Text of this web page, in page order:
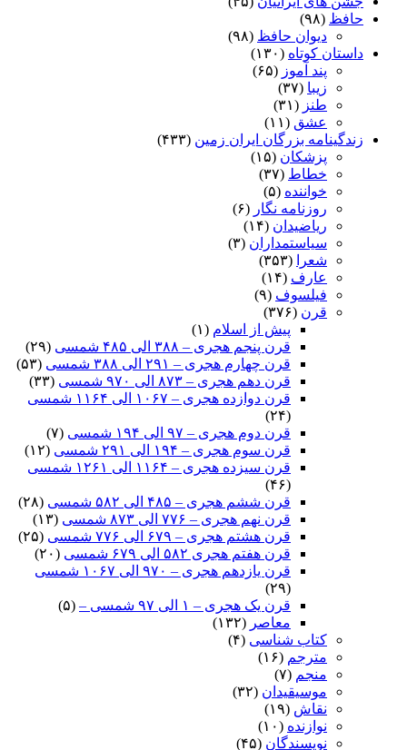
حافظ (۹۸)
دیوان حافظ (۹۸)
داستان کوتاه (۱۳۰)
پند آموز (۶۵)
زیبا (۳۷)
طنز (۳۱)
عشق (۱۱)
زندگینامه بزرگان ایران زمین (۴۳۳)
پزشکان (۱۵)
خطاط (۳۷)
خواننده (۵)
روزنامه نگار (۶)
ریاضیدان (۱۴)
سیاستمداران (۳)
شعرا
(۳۵۳)
عارف (۱۴)
فیلسوف (۹)
قرن (۳۷۶)
پیش از اسلام (۱)
قرن پنجم هجری – ۳۸۸ الی ۴۸۵ شمسی
(۲۹)
قرن چهارم هجری – ۲۹۱ الی ۳۸۸ شمسی
(۵۳)
قرن دهم هجری – ۸۷۳ الی ۹۷۰ شمسی
(۳۳)
قرن دوازده هجری – ۱۰۶۷ الی ۱۱۶۴ شمسی
(۲۴)
قرن دوم هجری – ۹۷ الی ۱۹۴ شمسی
(۷)
قرن سوم هجری – ۱۹۴ الی ۲۹۱ شمسی
(۱۲)
قرن سیزده هجری – ۱۱۶۴ الی ۱۲۶۱ شمسی
(۴۶)
قرن ششم هجری – ۴۸۵ الی ۵۸۲ شمسی
(۲۸)
قرن نهم هجری – ۷۷۶ الی ۸۷۳ شمسی
(۱۳)
قرن هشتم هجری – ۶۷۹ الی ۷۷۶ شمسی
(۲۵)
قرن هفتم هجری ۵۸۲ الی ۶۷۹ شمسی
(۲۰)
قرن یازدهم هجری – ۹۷۰ الی ۱۰۶۷ شمسی
(۲۹)
قرن یک هجری – ۱ الی ۹۷ شمسی –
(۵)
معاصر (۱۳۲)
کتاب شناسی (۴)
مترجم (۱۶)
منجم (۷)
موسیقیدان (۳۲)
نقاش (۱۹)
نوازنده (۱۰)
نویسندگان (۴۵)